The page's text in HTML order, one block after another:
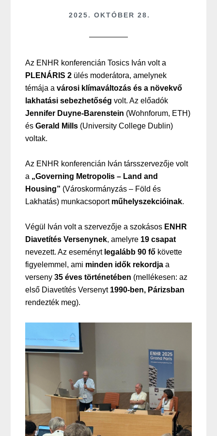
2025. OKTÓBER 28.
Az ENHR konferencián Tosics Iván volt a
PLENÁRIS 2 ülés moderátora, amelynek
témája avárosi klímaváltozás és a növekvő
lakhatási sebezhetőség volt. Az előadók
Jennifer Duyne-Barenstein (Wohnforum, ETH)
ésGerald Mills (University College Dublin)
voltak.
Az ENHR konferencián Iván társszervezője volt
a „Governing Metropolis – Land and
Housing” (Városkormányzás – Föld és
Lakhatás) munkacsoport műhelyszekcióinak.
Végül Iván volt a szervezője a szokásos ENHR
Diavetítés Versenynek, amelyre 19 csapat
nevezett. Az eseményt legalább 90 fő követte
figyelemmel, ami minden idők rekordja a
verseny35 éves történetében (mellékesen: az
első Diavetítés Versenyt 1990-ben, Párizsban
rendezték meg).